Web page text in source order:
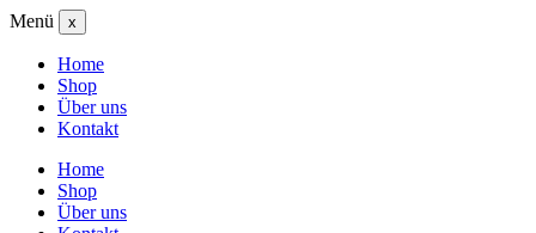
Menü x
Home
Shop
Über uns
Kontakt
Home
Shop
Über uns